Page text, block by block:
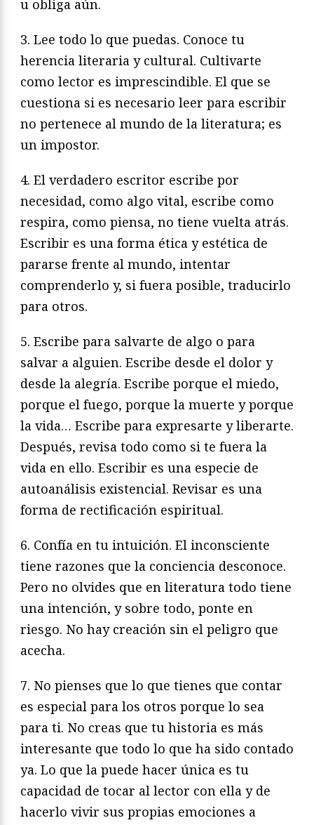
u obliga aún.
3. Lee todo lo que puedas. Conoce tu
herencia literaria y cultural. Cultivarte
como lector es imprescindible. El que se
cuestiona si es necesario leer para escribir
no pertenece al mundo de la literatura; es
un impostor.
4. El verdadero escritor escribe por
necesidad, como algo vital, escribe como
respira, como piensa, no tiene vuelta atrás.
Escribir es una forma ética y estética de
pararse frente al mundo, intentar
comprenderlo y, si fuera posible, traducirlo
para otros.
5. Escribe para salvarte de algo o para
salvar a alguien. Escribe desde el dolor y
desde la alegría. Escribe porque el miedo,
porque el fuego, porque la muerte y porque
la vida… Escribe para expresarte y liberarte.
Después, revisa todo como si te fuera la
vida en ello. Escribir es una especie de
autoanálisis existencial. Revisar es una
forma de rectificación espiritual.
6. Confía en tu intuición. El inconsciente
tiene razones que la conciencia desconoce.
Pero no olvides que en literatura todo tiene
una intención, y sobre todo, ponte en
riesgo. No hay creación sin el peligro que
acecha.
7. No pienses que lo que tienes que contar
es especial para los otros porque lo sea
para ti. No creas que tu historia es más
interesante que todo lo que ha sido contado
ya. Lo que la puede hacer única es tu
capacidad de tocar al lector con ella y de
hacerlo vivir sus propias emociones a